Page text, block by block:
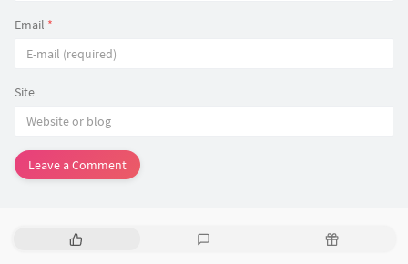
Email *
Site
Leave a Comment
P
R